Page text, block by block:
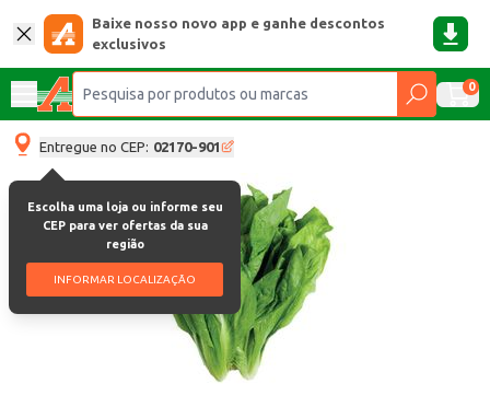
Baixe nosso novo app e ganhe descontos
exclusivos
0
Entregue no CEP: 02170-901
Escolha uma loja ou informe seu
CEP para ver ofertas da sua
região
INFORMAR LOCALIZAÇÃO